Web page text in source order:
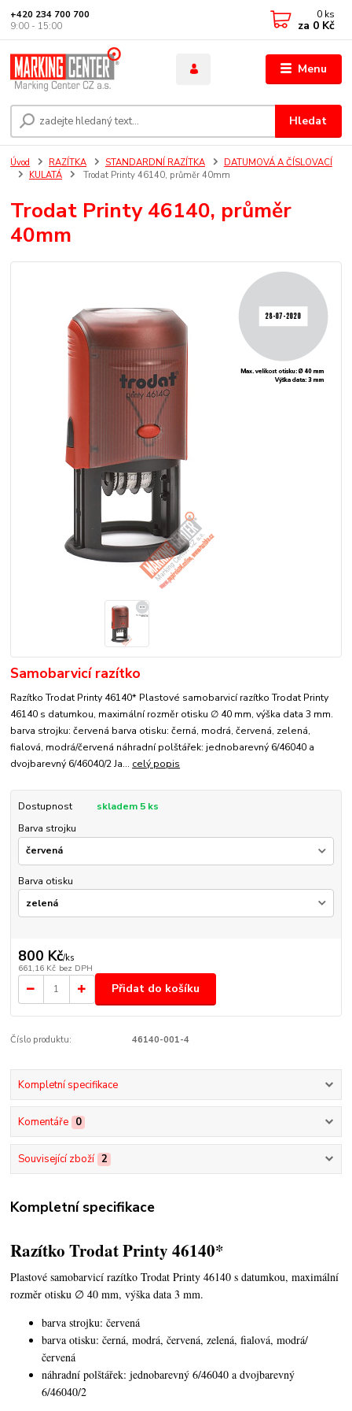
Menu
Hledat
+420 234 700 700
9:00 - 15:00
0 ks
za 0 Kč
Úvod RAZÍTKA STANDARDNÍ RAZÍTKA
DATUMOVÁ A ČÍSLOVACÍ
KULATÁ
Trodat Printy 46140, průměr 40mm
Trodat Printy 46140, průměr
40mm
Samobarvicí razítko
Razítko Trodat Printy 46140* Plastové samobarvicí razítko Trodat Printy
46140 s datumkou, maximální rozměr otisku ∅ 40 mm, výška data 3 mm.
barva strojku: červená barva otisku: černá, modrá, červená, zelená,
fialová, modrá/červená náhradní polštářek: jednobarevný 6/46040 a
dvojbarevný 6/46040/2 Ja... celý popis
Dostupnost
skladem 5 ks
Barva strojku
Barva otisku
800 Kč/ks
661,16 Kč bez DPH
Přidat do košíku
Číslo produktu: 46140-001-4
Kompletní specifikace
Komentáře 0
Související zboží 2
Kompletní specifikace
Razítko Trodat Printy 46140*
Plastové samobarvicí razítko Trodat Printy 46140 s datumkou,maximální
rozměr otisku ∅ 40 mm, výška data 3 mm.
barva strojku: červená
barva otisku: černá, modrá, červená, zelená, fialová, modrá/
červená
náhradní polštářek: jednobarevný 6/46040 a dvojbarevný
6/46040/2